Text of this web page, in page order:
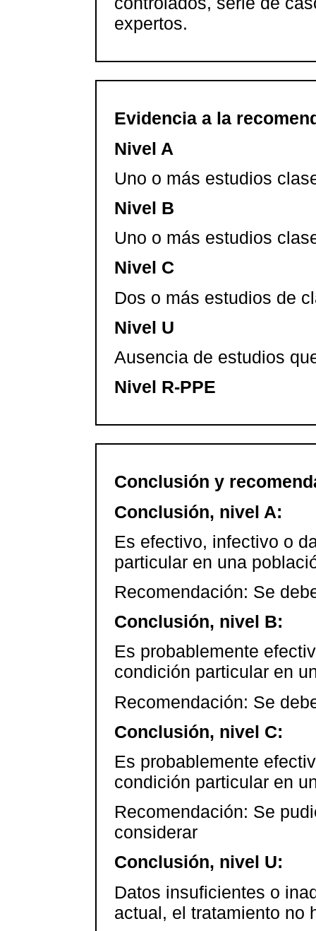
expertos.
Evidencia a la
Nivel A
Uno o más estudios
Nivel B
Uno o más estudios
Nivel C
Dos o más estudios de
Nivel U
Ausencia de estudios
Nivel R-PPE
Conclusión y
Conclusión, nivel A:
Es efectivo, infectivo o
particular en una
Recomendación: Se
Conclusión, nivel B:
Es probablemente
condición particular en
Recomendación: Se
Conclusión, nivel C:
Es probablemente
condición particular en
Recomendación: Se
considerar
Conclusión, nivel U:
Datos insuficientes o
actual, el tratamiento no